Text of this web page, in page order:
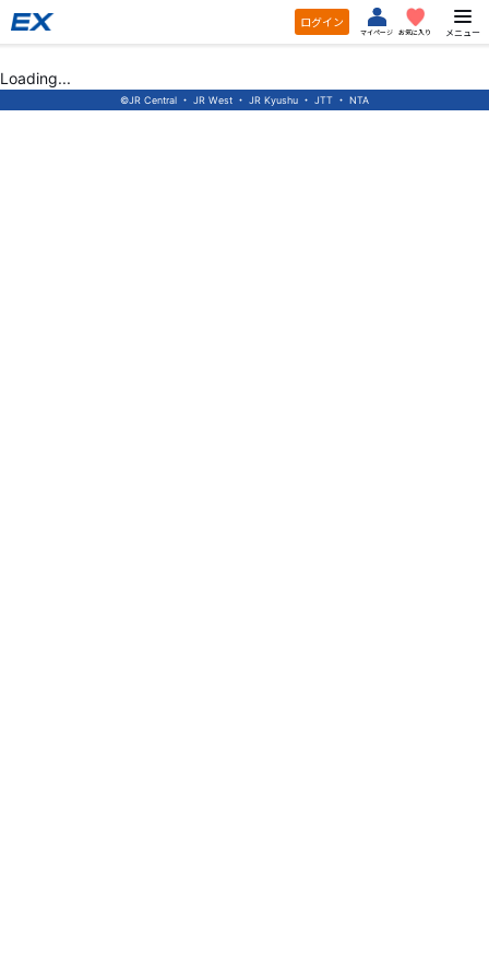
ログイン
マイページ お気に入り メニュー
Loading...
©JR Central ・ JR West ・ JR Kyushu ・ JTT ・ NTA